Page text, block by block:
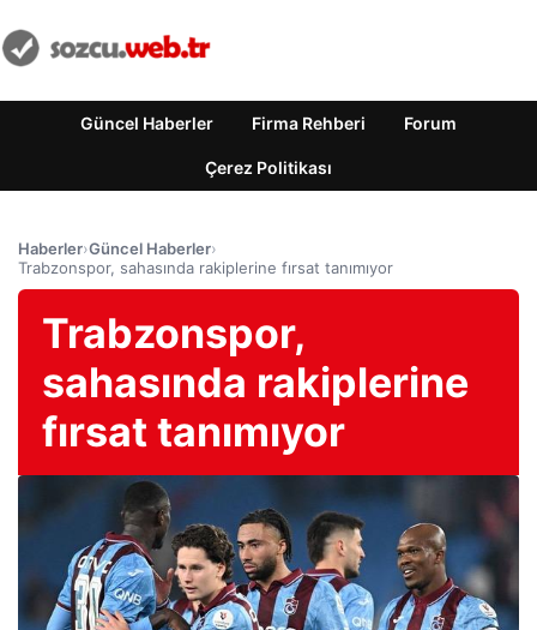
Güncel Haberler Firma Rehberi Forum
Çerez Politikası
Haberler›Güncel Haberler›
Trabzonspor, sahasında rakiplerine fırsat tanımıyor
Trabzonspor,
sahasında rakiplerine
fırsat tanımıyor